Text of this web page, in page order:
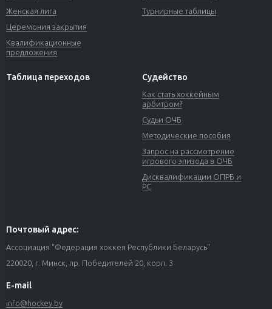
Женская лига
Церемония закрытия
Квалификационные
предложения
Турнирные таблицы
Таблица переходов Судейство
Как стать хоккейным
арбитром?
Судьи ОЧБ
Методические пособия
Запрос на рассмотрение
игрового эпизода в ОЧБ
Дисквалификации ОПРБ и
РС
Почтовый адрес:
Ассоциация "Федерация хоккея Республики Беларусь"
220020, г. Минск, пр. Победителей 20, корп. 3
E-mail
info@hockey.by